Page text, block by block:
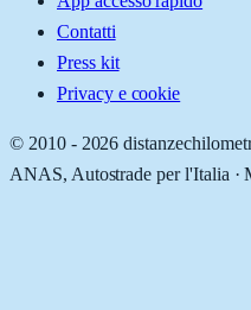
Contatti
Press kit
Privacy e cookie
© 2010 - 2026
ANAS, Autostrade per l'Italia ·